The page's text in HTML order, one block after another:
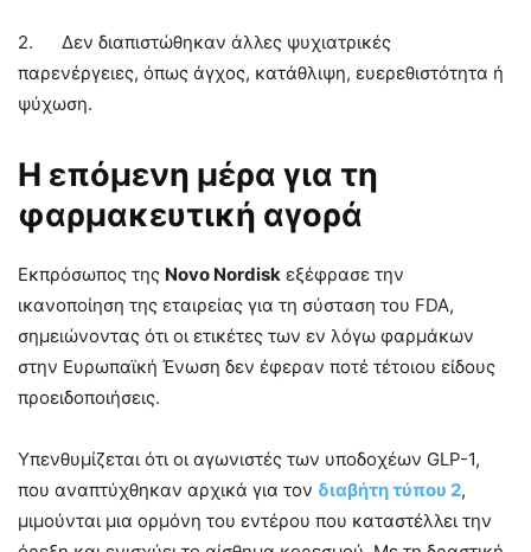
2. Δεν διαπιστώθηκαν άλλες ψυχιατρικές
παρενέργειες, όπως άγχος, κατάθλιψη, ευερεθιστότητα ή
ψύχωση.
Η επόμενη μέρα για τη
φαρμακευτική αγορά
Εκπρόσωπος της Novo Nordisk εξέφρασε την
ικανοποίηση της εταιρείας για τη σύσταση του FDA,
σημειώνοντας ότι οι ετικέτες των εν λόγω φαρμάκων
στην Ευρωπαϊκή Ένωση δεν έφεραν ποτέ τέτοιου είδους
προειδοποιήσεις.
Υπενθυμίζεται ότι οι αγωνιστές των υποδοχέων GLP-1,
που αναπτύχθηκαν αρχικά για τον διαβήτη τύπου 2,
μιμούνται μια ορμόνη του εντέρου που καταστέλλει την